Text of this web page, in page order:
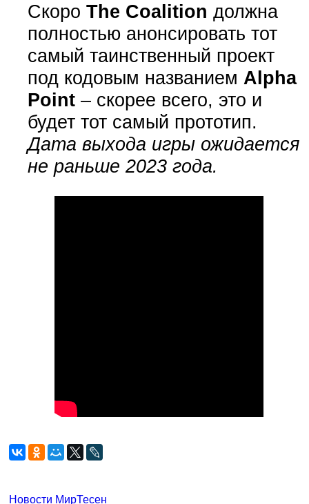
Скоро The Coalition должна
полностью анонсировать тот
самый таинственный проект
под кодовым названием Alpha
Point– скорее всего, это и
будет тот самый прототип.
Дата выхода игры ожидается
не раньше 2023 года.
Новости МирТесен